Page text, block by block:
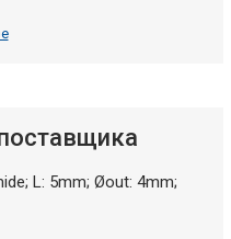
L: 5mm; Øout: 4mm;